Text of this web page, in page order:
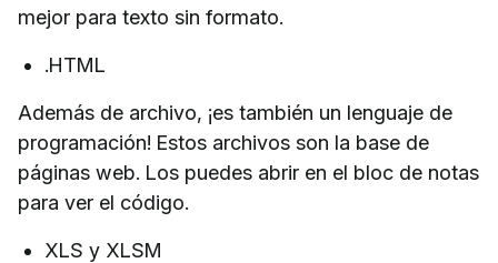
mejor para texto sin formato.
.HTML
Además de archivo, ¡es también un lenguaje de
programación! Estos archivos son la base de
páginas web. Los puedes abrir en el bloc de notas
para ver el código.
XLS y XLSM